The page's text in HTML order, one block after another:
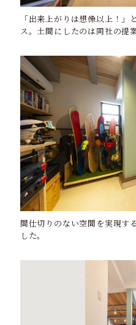
「出来上がりは想像以上！
ス。土間にしたのは同社の提案
間仕切りのない空間を実現す
した。